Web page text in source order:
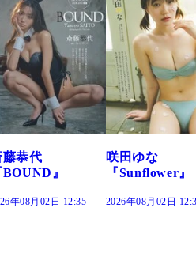
咲田ゆな
『Sunflower』
2026年08月02日 12:30
藤水咲桜『
だまり』
2026年08月02日